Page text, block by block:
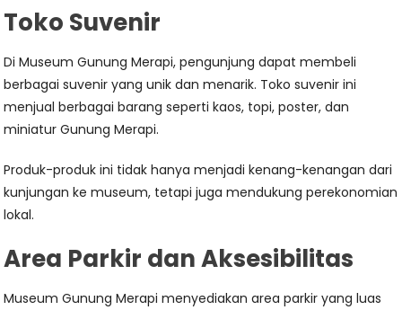
Toko Suvenir
Di Museum Gunung Merapi, pengunjung dapat membeli
berbagai suvenir yang unik dan menarik. Toko suvenir ini
menjual berbagai barang seperti kaos, topi, poster, dan
miniatur Gunung Merapi.
Produk-produk ini tidak hanya menjadi kenang-kenangan dari
kunjungan ke museum, tetapi juga mendukung perekonomian
lokal.
Area Parkir dan Aksesibilitas
Museum Gunung Merapi menyediakan area parkir yang luas